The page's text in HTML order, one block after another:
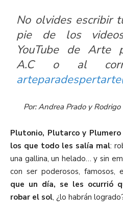
No olvides escribir
pie de los
YouTubede Arte
A.Co al correo
Por: Andrea Prado y
Plutonio, Plutarco y
los que todo les salía mal:
una gallina, un helado… y sin
con ser poderosos, famosos,
que un día, se les ocurrió
robar el sol, ¿lo habrán